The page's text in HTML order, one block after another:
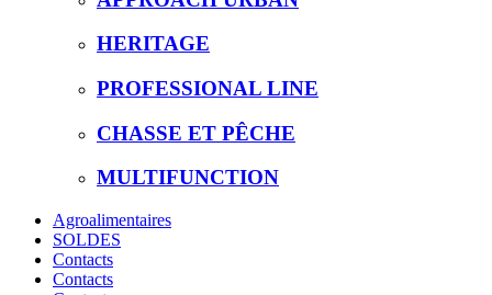
HERITAGE
PROFESSIONAL LINE
CHASSE ET PÊCHE
MULTIFUNCTION
Agroalimentaires
SOLDES
Contacts
Contacts